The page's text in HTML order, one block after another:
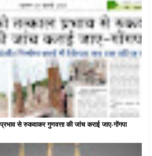
प्रभाव से रुकवाकर गुणवत्ता की जांच कराई जाए-गोंगपा